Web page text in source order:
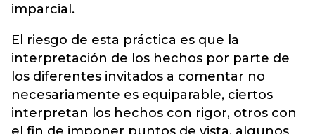
imparcial.
El riesgo de esta práctica es que la
interpretación de los hechos por parte de
los diferentes invitados a comentar no
necesariamente es equiparable, ciertos
interpretan los hechos con rigor, otros con